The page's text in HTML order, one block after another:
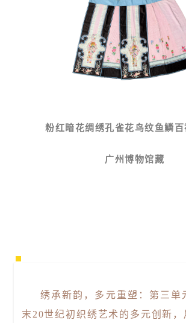
粉红暗花绸绣孔雀花鸟纹鱼鳞
广州博物馆藏
绣承新韵，多元重塑：第三单
末20世纪初织绣艺术的多元创新，